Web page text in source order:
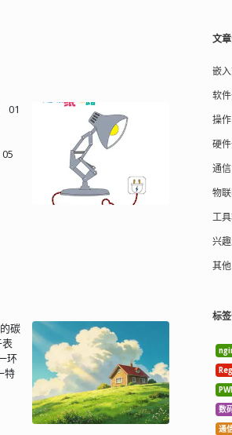
实
会
其
息
器
部
键
01
碳
表
环
特
文
嵌
软
操
硬
通
物
工
兴
其
标
数
通